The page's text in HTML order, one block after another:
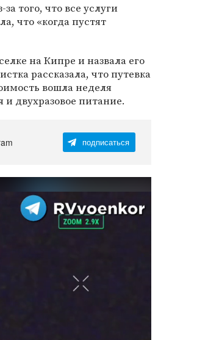
того, что все услуги
что «когда пустят
на Кипре и назвала его
рассказала, что путевка
вошла неделя
двухразовое питание.
подписаться